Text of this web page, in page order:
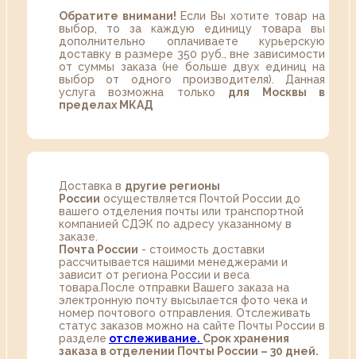
Обратите внимани! Если Вы хотите товар на
выбор, то за каждую единицу товара вы
дополнительно оплачиваете курьерскую
доставку в размере 350 руб., вне зависимости
от суммы заказа (не больше двух единиц на
выбор от одного производителя). Данная
услуга возможна только для Москвы в
пределах МКАД
Доставка в другие регионы
России осуществляется Почтой России до
вашего отделения почты или транспортной
компанией СДЭК по адресу указанному в
заказе.
Почта России - стоимость доставки
рассчитывается нашими менеджерами и
зависит от региона России и веса
товара.После отправки Вашего заказа на
электронную почту высылается фото чека и
номер почтового отправления. Отслеживать
статус заказов можно на сайте Почты России в
разделе oтслеживание. Срок хранения
заказа в отделении Почты России – 30 дней.